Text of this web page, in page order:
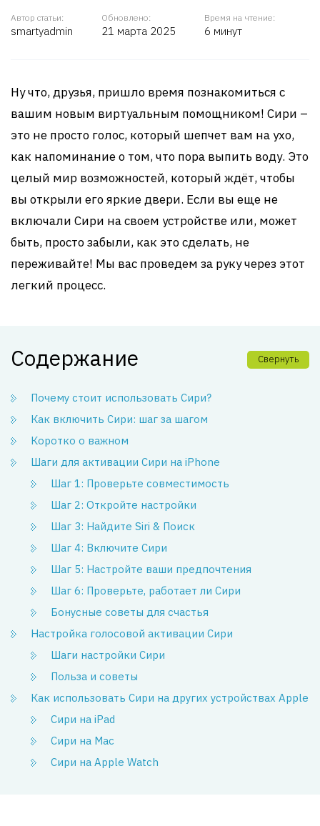
Автор статьи:
smartyadmin
Обновлено:
21 марта 2025
Время на чтение:
6 минут
Ну что, друзья, пришло время познакомиться с
вашим новым виртуальным помощником! Сири –
это не просто голос, который шепчет вам на ухо,
как напоминание о том, что пора выпить воду. Это
целый мир возможностей, который ждёт, чтобы
вы открыли его яркие двери. Если вы еще не
включали Сири на своем устройстве или, может
быть, просто забыли, как это сделать, не
переживайте! Мы вас проведем за руку через этот
легкий процесс.
Содержание Свернуть
Почему стоит использовать Сири?
Как включить Сири: шаг за шагом
Коротко о важном
Шаги для активации Сири на iPhone
Шаг 1: Проверьте совместимость
Шаг 2: Откройте настройки
Шаг 3: Найдите Siri & Поиск
Шаг 4: Включите Сири
Шаг 5: Настройте ваши предпочтения
Шаг 6: Проверьте, работает ли Сири
Бонусные советы для счастья
Настройка голосовой активации Сири
Шаги настройки Сири
Польза и советы
Как использовать Сири на других устройствах Apple
Сири на iPad
Сири на Mac
Сири на Apple Watch